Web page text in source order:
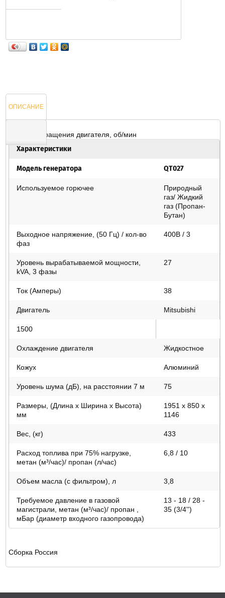
ОПИСАНИЕ
Скорость вращения двигателя, об/мин
Характеристики
Модель генератора QT027
Используемое горючее
Природный
газ/ Жидкий
газ (Пропан-
Бутан)
Выходное напряжение, (50 Гц) / кол-во
фаз
400В / 3
Уровень вырабатываемой мощности,
kVA, 3 фазы
27
Ток (Амперы) 38
Двигатель Mitsubishi
1500
Охлаждение двигателя Жидкостное
Кожух Алюминий
Уровень шума (дБ), на расстоянии 7 м 75
Размеры, (Длина х Ширина х Высота)
мм
1951 х 850 х
1146
Вес, (кг) 433
Расход топлива при 75% нагрузке,
метан (м³/час)/ пропан (л/час)
6,8 / 10
Объем масла (с фильтром), л 3,8
Требуемое давление в газовой
магистрали, метан (м³/час)/ пропан ,
мБар (диаметр входного газопровода)
13 - 18 / 28 -
35 (3/4'')
Сборка Россия